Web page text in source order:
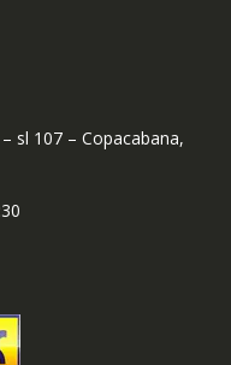
sl 107 – Copacabana,